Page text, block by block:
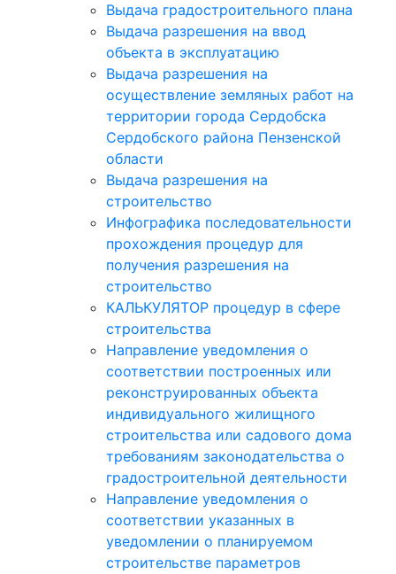
Выдача градостроительного плана
Выдача разрешения на ввод
объекта в эксплуатацию
Выдача разрешения на
осуществление земляных работ на
территории города Сердобска
Сердобского района Пензенской
области
Выдача разрешения на
строительство
Инфографика последовательности
прохождения процедур для
получения разрешения на
строительство
КАЛЬКУЛЯТОР процедур в сфере
строительства
Направление уведомления о
соответствии построенных или
реконструированных объекта
индивидуального жилищного
строительства или садового дома
требованиям законодательства о
градостроительной деятельности
Направление уведомления о
соответствии указанных в
уведомлении о планируемом
строительстве параметров